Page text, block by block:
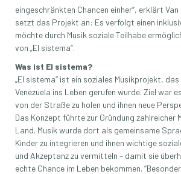
eingeschränkten Chancen einher“, erklärt Van
setzt das Projekt an: Es verfolgt einen
möchte durch Musik soziale Teilhabe
von „El sistema“.
Was ist El sistema?
„El sistema“ ist ein soziales Musikprojekt,
Venezuela ins Leben gerufen wurde. Ziel war
von der Straße zu holen und ihnen neue
Das Konzept führte zur Gründung zahlreicher
Land. Musik wurde dort als gemeinsame
Kinder zu integrieren und ihnen wichtige
und Akzeptanz zu vermitteln – damit sie
echte Chance im Leben bekommen.